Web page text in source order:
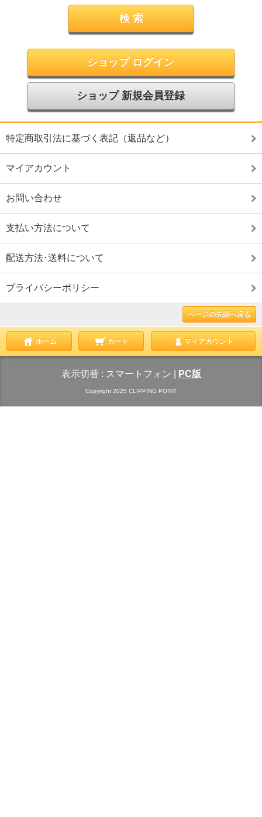
ショップ ログイン
ショップ 新規会員登録
特定商取引法に基づく表記（返品など）
マイアカウント
お問い合わせ
支払い方法について
配送方法･送料について
プライバシーポリシー
ページの先頭へ戻る
ホーム カート マイアカウント
表示切替 : スマートフォン PC版
Copyright 2025 CLIPPING POINT